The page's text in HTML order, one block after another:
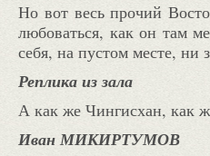
Но вот весь прочий
любоваться, как он там
себя, на пустом месте, ни
Реплика из зала
А как же Чингисхан, как
Иван МИКИРТУМОВ